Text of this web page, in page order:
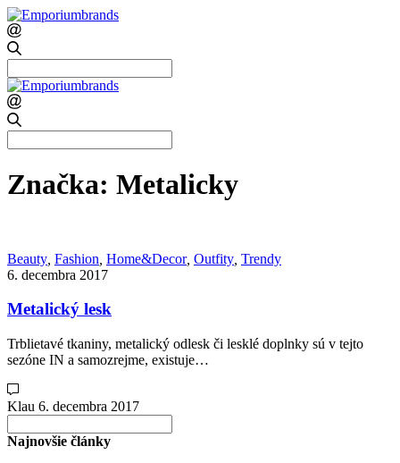
for:
for:
Značka: Metalicky
Beauty Fashion Home&Decor, Outfity Trendy
6. decembra 2017
Metalický lesk
Trblietavé tkaniny, metalický odlesk či lesklé doplnky sú v tejto
sezóne IN a samozrejme, existuje…
Klau 6. decembra 2017
for:
Najnovšie články